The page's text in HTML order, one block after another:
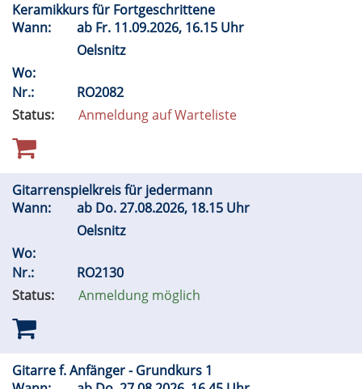
Keramikkurs für Fortgeschrittene
Wann:
ab Fr. 11.09.2026, 16.15 Uhr
Oelsnitz
Wo:
Nr.:
RO2082
Status:
Anmeldung auf Warteliste
Gitarrenspielkreis für jedermann
Wann:
ab Do.27.08.2026, 18.15 Uhr
Oelsnitz
Wo:
Nr.:
RO2130
Status:
Anmeldung möglich
Gitarre f. Anfänger - Grundkurs 1